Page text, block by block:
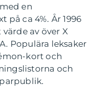
en
ca 4%. År 1996
av över X
Populära leksaker
kort och
och